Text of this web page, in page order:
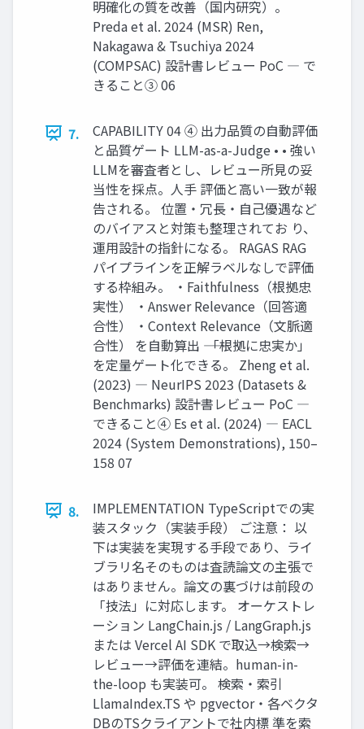
明確化の質を改善（国内研究）。
Preda et al. 2024 (MSR) Ren,
Nakagawa & Tsuchiya 2024
(COMPSAC) 設計書レビュー PoC ― で
きること③ 06
7.
CAPABILITY 04 ④ 出力品質の自動評価
と品質ゲート LLM-as-a-Judge • • 強い
LLMを審査者とし、レビュー所見の妥
当性を採点。人手 評価と高い一致が報
告される。 位置・冗長・自己優遇など
のバイアスと対策も整理されてお り、
運用設計の指針になる。 RAGAS RAG
パイプラインを正解ラベルなしで評価
する枠組み。 ・Faithfulness（根拠忠
実性） ・Answer Relevance（回答適
合性） ・Context Relevance（文脈適
合性） を自動算出 ―― 「根拠に忠実か」
を定量ゲート化できる。 Zheng et al.
(2023) ― NeurIPS 2023 (Datasets &
Benchmarks) 設計書レビュー PoC ―
できること④ Es et al. (2024) ― EACL
2024 (System Demonstrations), 150–
158 07
8.
IMPLEMENTATION TypeScriptでの実
装スタック（実装手段） ご注意： 以
下は実装を実現する手段であり、ライ
ブラリ名そのものは査読論文の主張で
はありません。論文の裏づけは前段の
「技法」に対応します。 オーケストレ
ーション LangChain.js / LangGraph.js
または Vercel AI SDK で取込→検索→
レビュー→評価を連結。human-in-
the-loop も実装可。 検索・索引
LlamaIndex.TS や pgvector・各ベクタ
DBのTSクライアントで社内標 準を索